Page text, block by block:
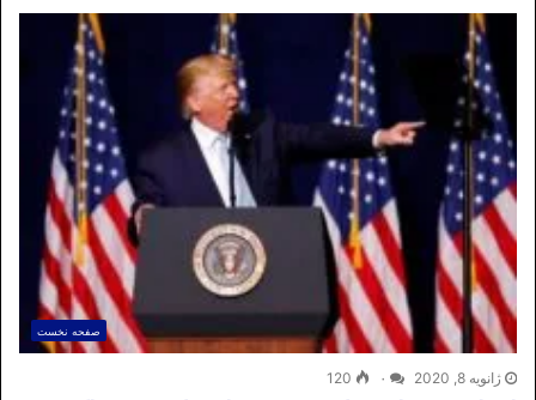
صفحه نخست
ژانویه 8, 2020 ۰ 120